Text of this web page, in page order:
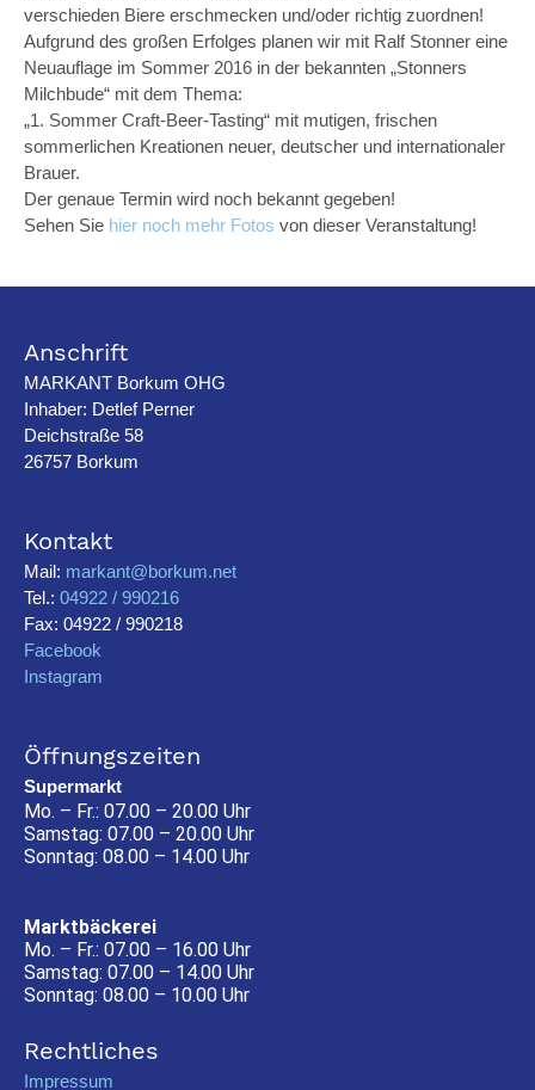
verschieden Biere erschmecken und/oder richtig zuordnen!
Aufgrund des großen Erfolges planen wir mit Ralf Stonner eine
Neuauflage im Sommer 2016 in der bekannten „Stonners
Milchbude“ mit dem Thema:
„1. Sommer Craft-Beer-Tasting“ mit mutigen, frischen
sommerlichen Kreationen neuer, deutscher und internationaler
Brauer.
Der genaue Termin wird noch bekannt gegeben!
Sehen Sie hier noch mehr Fotos von dieser Veranstaltung!
Anschrift
MARKANT Borkum OHG
Inhaber: Detlef Perner
Deichstraße 58
26757 Borkum
Kontakt
Mail: markant@borkum.net
Tel.: 04922 / 990216
Fax: 04922 / 990218
Facebook
Instagram
Öffnungszeiten
Supermarkt
Mo. – Fr.: 07.00 – 20.00 Uhr
Samstag: 07.00 – 20.00 Uhr
Sonntag: 08.00 – 14.00 Uhr
Marktbäckerei
Mo. – Fr.: 07.00 – 16.00 Uhr
Samstag: 07.00 – 14.00 Uhr
Sonntag: 08.00 – 10.00 Uhr
Rechtliches
Impressum